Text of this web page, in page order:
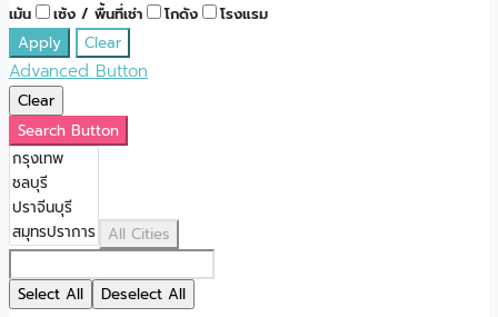
เม้น
เซ้ง / พื้นที่เช่า โกดัง โรงแรม
Apply Clear
Advanced Button
Clear
Search Button
All Cities
Select All
Deselect All